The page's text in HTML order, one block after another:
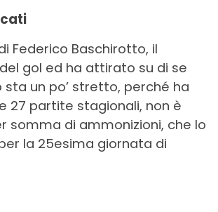
Federico Baschirotto, il
gol ed ha attirato su di se
un po’ stretto, perché ha
27 partite stagionali, non è
somma di ammonizioni, che lo
la 25esima giornata di